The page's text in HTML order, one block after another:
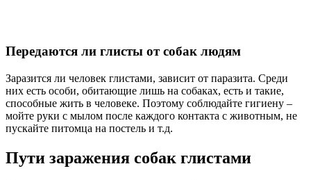
Передаются ли глисты от собак людям
Заразится ли человек глистами, зависит от паразита. Среди
них есть особи, обитающие лишь на собаках, есть и такие,
способные жить в человеке. Поэтому соблюдайте гигиену –
мойте руки с мылом после каждого контакта с животным, не
пускайте питомца на постель и т.д.
Пути заражения собак глистами